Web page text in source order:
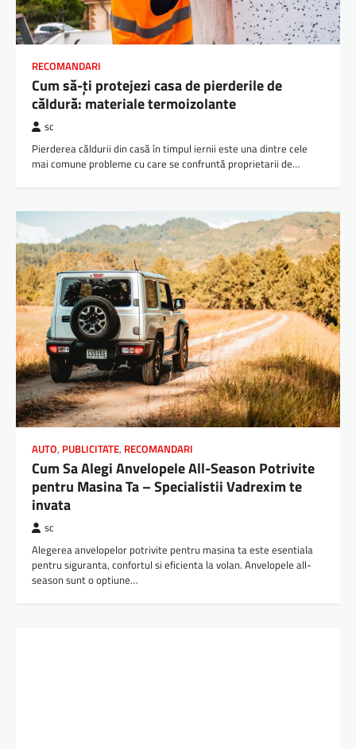
RECOMANDARI
Cum să-ți protejezi casa de pierderile de
căldură: materiale termoizolante
sc
Pierderea căldurii din casă în timpul iernii este una dintre cele
mai comune probleme cu care se confruntă proprietarii de…
AUTO, PUBLICITATE, RECOMANDARI
Cum Sa Alegi Anvelopele All-Season Potrivite
pentru Masina Ta – Specialistii Vadrexim te
invata
sc
Alegerea anvelopelor potrivite pentru masina ta este esentiala
pentru siguranta, confortul si eficienta la volan. Anvelopele all-
season sunt o optiune…